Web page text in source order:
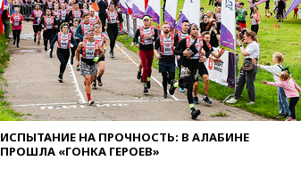
вчера, 20:30Лидию Невзорову
заочно арестовали по делу о
финансировании
экстремизма
вчера, 20:20Суд США
постановил остановить
строительство бального зала в
Белом доме
ИСПЫТАНИЕ НА ПРОЧНОСТЬ: В АЛАБИНЕ
ПРОШЛА «ГОНКА ГЕРОЕВ»